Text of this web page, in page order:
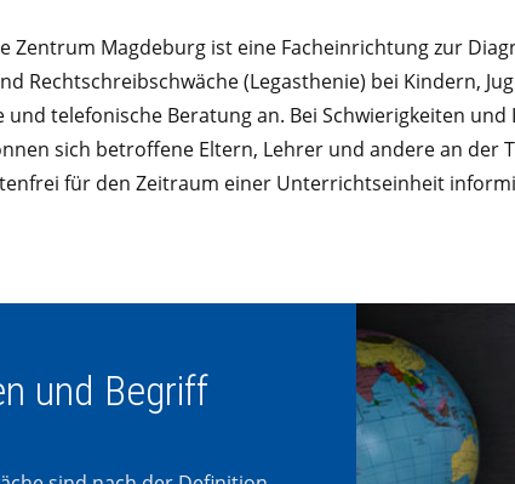
Zentrum Magdeburg ist eine Facheinrichtung zur
Rechtschreibschwäche (Legasthenie) bei Kindern,
telefonische Beratung an. Bei Schwierigkeiten
sich betroffene Eltern, Lehrer und andere an
für den Zeitraum einer Unterrichtseinheit
und Begriff